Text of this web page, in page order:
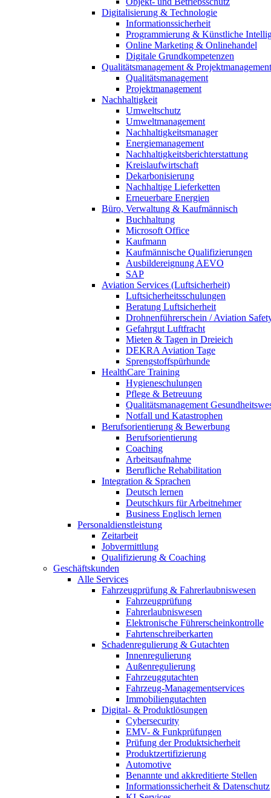
Digitalisierung & Technologie
Informationssicherheit
Programmierung & Künstliche
Online Marketing & Onlinehandel
Digitale Grundkompetenzen
Qualitätsmanagement & Projektmanagement
Qualitätsmanagement
Projektmanagement
Nachhaltigkeit
Umweltschutz
Umweltmanagement
Nachhaltigkeitsmanager
Energiemanagement
Nachhaltigkeitsberichterstattung
Kreislaufwirtschaft
Dekarbonisierung
Nachhaltige Lieferketten
Erneuerbare Energien
Büro, Verwaltung & Kaufmännisch
Buchhaltung
Microsoft Office
Kaufmann
Kaufmännische Qualifizierungen
Ausbildereignung AEVO
SAP
Aviation Services (Luftsicherheit)
Luftsicherheitsschulungen
Beratung Luftsicherheit
Drohnenführerschein / Aviation
Gefahrgut Luftfracht
Mieten & Tagen in Dreieich
DEKRA Aviation Tage
Sprengstoffspürhunde
HealthCare Training
Hygieneschulungen
Pflege & Betreuung
Qualitätsmanagement
Notfall und Katastrophen
Berufsorientierung & Bewerbung
Berufsorientierung
Coaching
Arbeitsaufnahme
Berufliche Rehabilitation
Integration & Sprachen
Deutsch lernen
Deutschkurs für Arbeitnehmer
Business Englisch lernen
Personaldienstleistung
Zeitarbeit
Jobvermittlung
Qualifizierung & Coaching
Geschäftskunden
Alle Services
Fahrzeugprüfung & Fahrerlaubniswesen
Fahrzeugprüfung
Fahrerlaubniswesen
Elektronische Führerscheinkontrolle
Fahrtenschreiberkarten
Schadenregulierung & Gutachten
Innenregulierung
Außenregulierung
Fahrzeuggutachten
Fahrzeug-Managementservices
Immobiliengutachten
Digital- & Produktlösungen
Cybersecurity
EMV- & Funkprüfungen
Prüfung der Produktsicherheit
Produktzertifizierung
Automotive
Benannte und akkreditierte Stellen
Informationssicherheit & Datenschutz